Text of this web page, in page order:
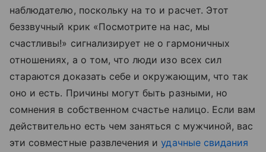
наблюдателю, поскольку на то и расчет. Этот
беззвучный крик «Посмотрите на нас, мы
счастливы!» сигнализирует не о гармоничных
отношениях, а о том, что люди изо всех сил
стараются доказать себе и окружающим, что так
оно и есть. Причины могут быть разными, но
сомнения в собственном счастье налицо. Если вам
действительно есть чем заняться с мужчиной, вас
эти совместные развлечения иудачные свидания